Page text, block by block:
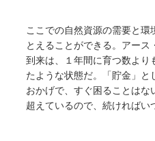
ここでの自然資源の需要と環
とえることができる。アー
到来は、１年間に育つ数より
たような状態だ。「貯金」
おかげで、すぐ困ることはな
超えているので、続ければい